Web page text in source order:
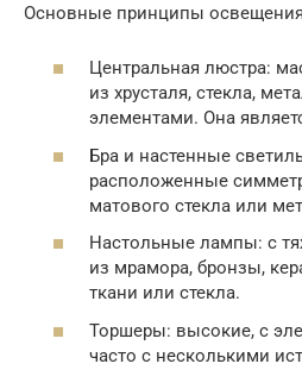
Основные принципы
Центральная люстра:
из хрусталя, стекла,
элементами. Она
Бра и настенные
расположенные
матового стекла или
Настольные лампы: с
из мрамора, бронзы,
ткани или стекла.
Торшеры: высокие, с
часто с несколькими